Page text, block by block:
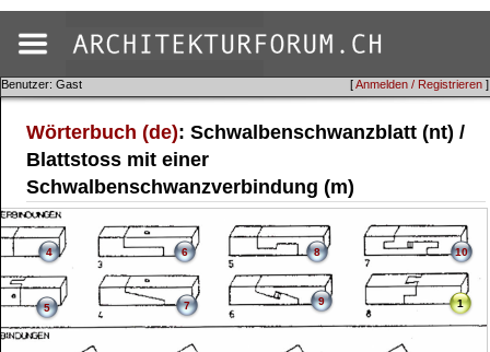
[Anmelden / Registrieren ]
Benutzer: Gast
Wörterbuch (de): Schwalbenschwanzblatt (nt) /
Blattstoss mit einer
Schwalbenschwanzverbindung (m)
1
4
5
6
7
8
9
10